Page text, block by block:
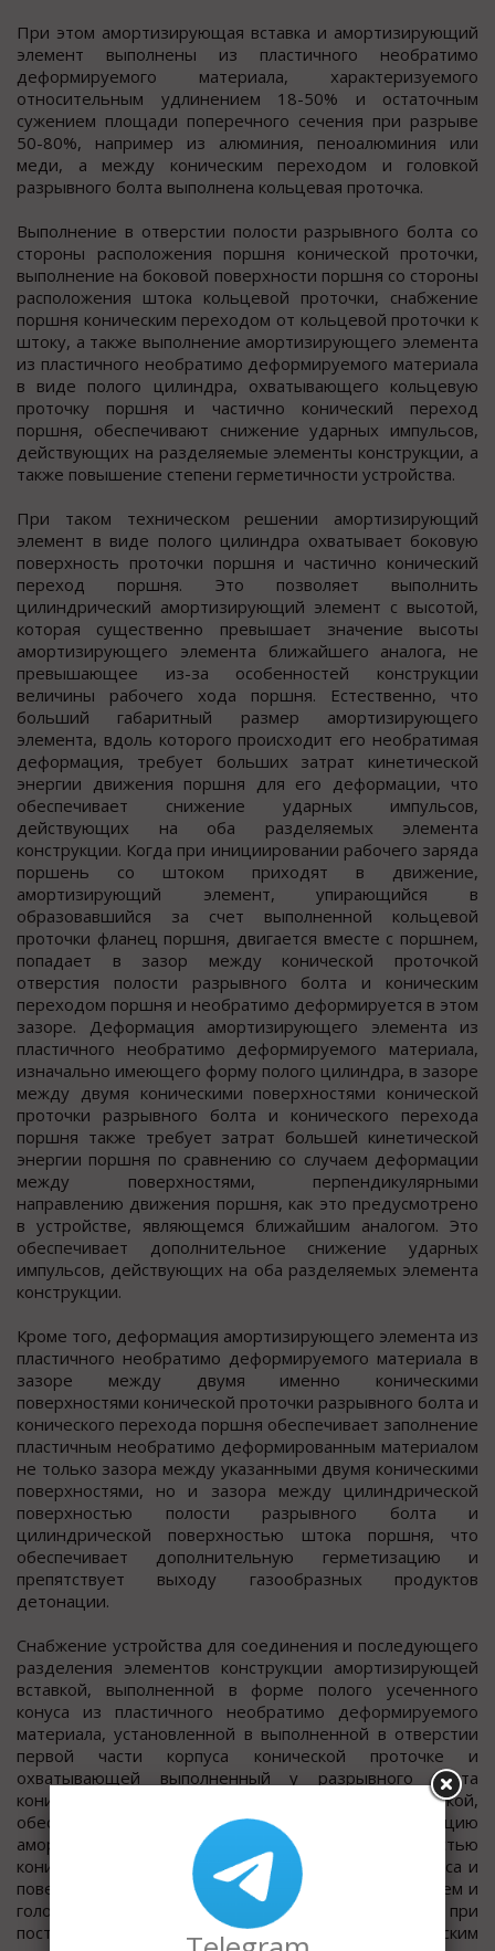
При этом амортизирующая вставка и амортизирующий
элемент выполнены из пластичного необратимо
деформируемого материала, характеризуемого
относительным удлинением 18-50% и остаточным
сужением площади поперечного сечения при разрыве
50-80%, например из алюминия, пеноалюминия или
меди, а между коническим переходом и головкой
разрывного болта выполнена кольцевая проточка.
Выполнение в отверстии полости разрывного болта со
стороны расположения поршня конической проточки,
выполнение на боковой поверхности поршня со стороны
расположения штока кольцевой проточки, снабжение
поршня коническим переходом от кольцевой проточки к
штоку, а также выполнение амортизирующего элемента
из пластичного необратимо деформируемого материала
в виде полого цилиндра, охватывающего кольцевую
проточку поршня и частично конический переход
поршня, обеспечивают снижение ударных импульсов,
действующих на разделяемые элементы конструкции, а
также повышение степени герметичности устройства.
При таком техническом решении амортизирующий
элемент в виде полого цилиндра охватывает боковую
поверхность проточки поршня и частично конический
переход поршня. Это позволяет выполнить
цилиндрический амортизирующий элемент с высотой,
которая существенно превышает значение высоты
амортизирующего элемента ближайшего аналога, не
превышающее из-за особенностей конструкции
величины рабочего хода поршня. Естественно, что
больший габаритный размер амортизирующего
элемента, вдоль которого происходит его необратимая
деформация, требует больших затрат кинетической
энергии движения поршня для его деформации, что
обеспечивает снижение ударных импульсов,
действующих на оба разделяемых элемента
конструкции. Когда при инициировании рабочего заряда
поршень со штоком приходят в движение,
амортизирующий элемент, упирающийся в
образовавшийся за счет выполненной кольцевой
проточки фланец поршня, двигается вместе с поршнем,
попадает в зазор между конической проточкой
отверстия полости разрывного болта и коническим
переходом поршня и необратимо деформируется в этом
зазоре. Деформация амортизирующего элемента из
пластичного необратимо деформируемого материала,
изначально имеющего форму полого цилиндра, в зазоре
между двумя коническими поверхностями конической
проточки разрывного болта и конического перехода
поршня также требует затрат большей кинетической
энергии поршня по сравнению со случаем деформации
между поверхностями, перпендикулярными
направлению движения поршня, как это предусмотрено
в устройстве, являющемся ближайшим аналогом. Это
обеспечивает дополнительное снижение ударных
импульсов, действующих на оба разделяемых элемента
конструкции.
Кроме того, деформация амортизирующего элемента из
пластичного необратимо деформируемого материала в
зазоре между двумя именно коническими
поверхностями конической проточки разрывного болта и
конического перехода поршня обеспечивает заполнение
пластичным необратимо деформированным материалом
не только зазора между указанными двумя коническими
поверхностями, но и зазора между цилиндрической
поверхностью полости разрывного болта и
цилиндрической поверхностью штока поршня, что
обеспечивает дополнительную герметизацию и
препятствует выходу газообразных продуктов
детонации.
Снабжение устройства для соединения и последующего
разделения элементов конструкции амортизирующей
вставкой, выполненной в форме полого усеченного
конуса из пластичного необратимо деформируемого
материала, установленной в выполненной в отверстии
первой части корпуса конической проточке и
охватывающей выполненный у разрывного болта
конический переход между его стержнем и головкой,
обеспечивает необратимую деформацию
амортизирующей вставки между поверхностью
конической проточки отверстия первой части корпуса и
поверхностью конического перехода между стержнем и
головкой разрывного болта, которая возникает при
поступательном движении стержня с коническим